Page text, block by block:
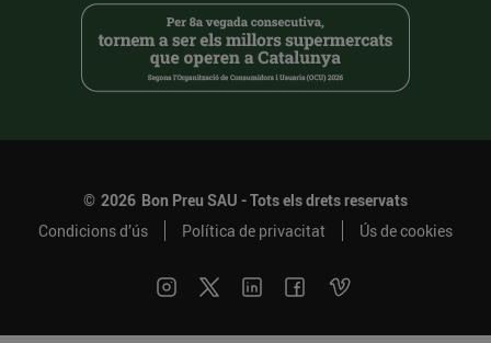
© 2026 Bon Preu SAU - Tots els drets reservats
Condicions d’ús
Política de privacitat Ús de cookies